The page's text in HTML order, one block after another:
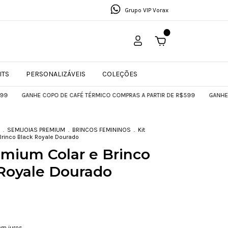
Grupo VIP Vorax
PERSONALIZÁVEIS COLEÇÕES
COPO DE CAFÉ TÉRMICO COMPRAS A PARTIR DE R$599 GANHE COPO
. SEMIJOIAS PREMIUM . BRINCOS FEMININOS . Kit
Black Royale Dourado
Colar e Brinco
Dourado